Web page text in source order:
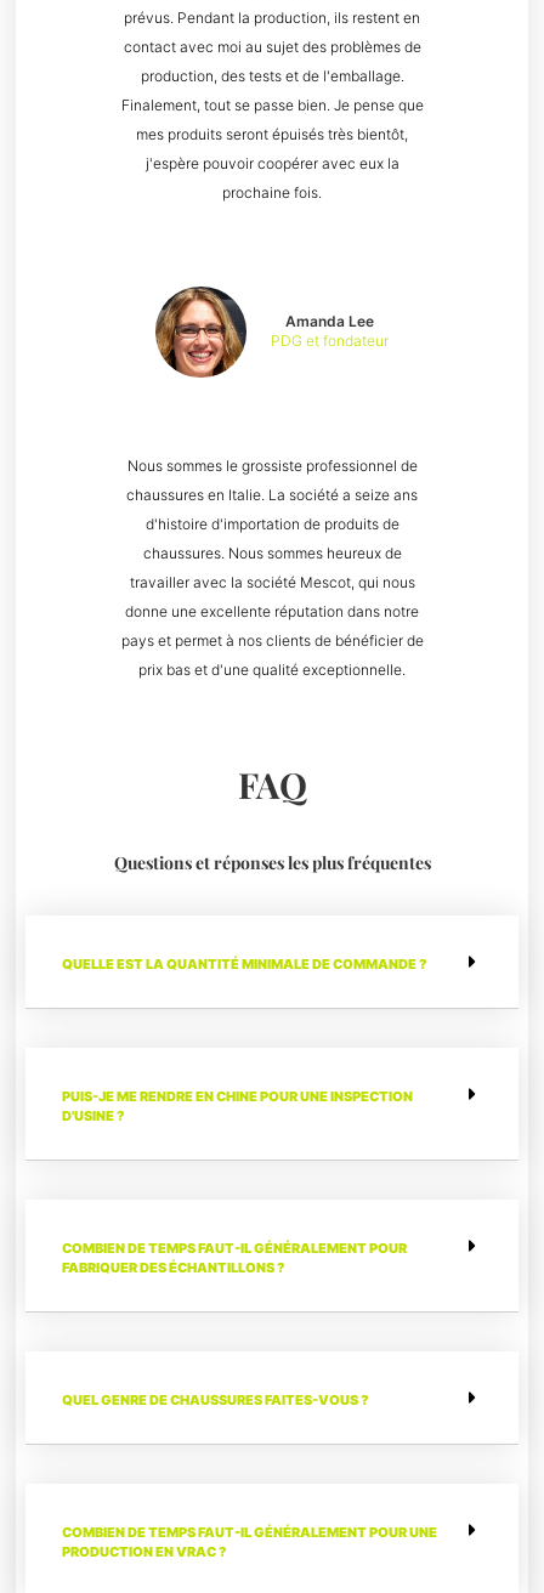
Nous sommes le grossiste professionnel de
chaussures en Italie. La société a seize ans
d'histoire d'importation de produits de
chaussures. Nous sommes heureux de
travailler avec la société Mescot, qui nous
donne une excellente réputation dans notre
pays et permet à nos clients de bénéficier de
prix bas et d'une qualité exceptionnelle.
Amanda Lee
PDG et fondateur
prévus. Pendant la production, ils restent en
contact avec moi au sujet des problèmes de
production, des tests et de l'emballage.
Finalement, tout se passe bien. Je pense que
mes produits seront épuisés très bientôt,
j'espère pouvoir coopérer avec eux la
prochaine fois.
FAQ
Questions et réponses les plus fréquentes
QUELLE EST LA QUANTITÉ MINIMALE DE COMMANDE ?
PUIS-JE ME RENDRE EN CHINE POUR UNE INSPECTION
D'USINE ?
COMBIEN DE TEMPS FAUT-IL GÉNÉRALEMENT POUR
FABRIQUER DES ÉCHANTILLONS ?
QUEL GENRE DE CHAUSSURES FAITES-VOUS ?
COMBIEN DE TEMPS FAUT-IL GÉNÉRALEMENT POUR UNE
PRODUCTION EN VRAC ?